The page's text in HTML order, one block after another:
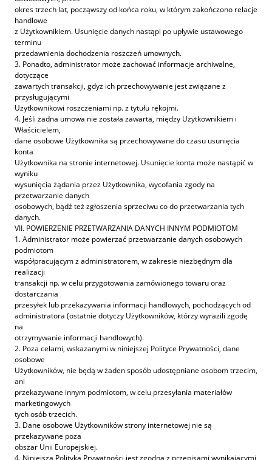
okres trzech lat, począwszy od końca roku, w którym zakończono relacje
handlowe
z Użytkownikiem. Usunięcie danych nastąpi po upływie ustawowego
terminu
przedawnienia dochodzenia roszczeń umownych.
3. Ponadto, administrator może zachować informacje archiwalne,
dotyczące
zawartych transakcji, gdyż ich przechowywanie jest związane z
przysługującymi
Użytkownikowi roszczeniami np. z tytułu rękojmi.
4. Jeśli żadna umowa nie została zawarta, między Użytkownikiem i
Właścicielem,
dane osobowe Użytkownika są przechowywane do czasu usunięcia
konta
Użytkownika na stronie internetowej. Usunięcie konta może nastąpić w
wyniku
wysunięcia żądania przez Użytkownika, wycofania zgody na
przetwarzanie danych
osobowych, bądź też zgłoszenia sprzeciwu co do przetwarzania tych
danych.
VII. POWIERZENIE PRZETWARZANIA DANYCH INNYM PODMIOTOM
1. Administrator może powierzać przetwarzanie danych osobowych
podmiotom
współpracującym z administratorem, w zakresie niezbędnym dla
realizacji
transakcji np. w celu przygotowania zamówionego towaru oraz
dostarczania
przesyłek lub przekazywania informacji handlowych, pochodzących od
administratora (ostatnie dotyczy Użytkowników, którzy wyrazili zgodę
na
otrzymywanie informacji handlowych).
2. Poza celami, wskazanymi w niniejszej Polityce Prywatności, dane
osobowe
Użytkowników, nie będą w żaden sposób udostępniane osobom trzecim,
ani
przekazywane innym podmiotom, w celu przesyłania materiałów
marketingowych
tych osób trzecich.
3. Dane osobowe Użytkowników strony internetowej nie są
przekazywane poza
obszar Unii Europejskiej.
4. Niniejsza Polityka Prywatności jest zgodna z przepisami wynikającymi